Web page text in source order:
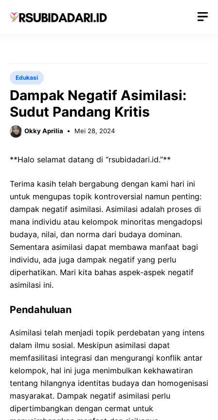
Edukasi
Dampak Negatif Asimilasi:
Sudut Pandang Kritis
Okky Aprilia Mei 28, 2024
**Halo selamat datang di “rsubidadari.id.”**
Terima kasih telah bergabung dengan kami hari ini
untuk mengupas topik kontroversial namun penting:
dampak negatif asimilasi. Asimilasi adalah proses di
mana individu atau kelompok minoritas mengadopsi
budaya, nilai, dan norma dari budaya dominan.
Sementara asimilasi dapat membawa manfaat bagi
individu, ada juga dampak negatif yang perlu
diperhatikan. Mari kita bahas aspek-aspek negatif
asimilasi ini.
Pendahuluan
Asimilasi telah menjadi topik perdebatan yang intens
dalam ilmu sosial. Meskipun asimilasi dapat
memfasilitasi integrasi dan mengurangi konflik antar
kelompok, hal ini juga menimbulkan kekhawatiran
tentang hilangnya identitas budaya dan homogenisasi
masyarakat. Dampak negatif asimilasi perlu
dipertimbangkan dengan cermat untuk